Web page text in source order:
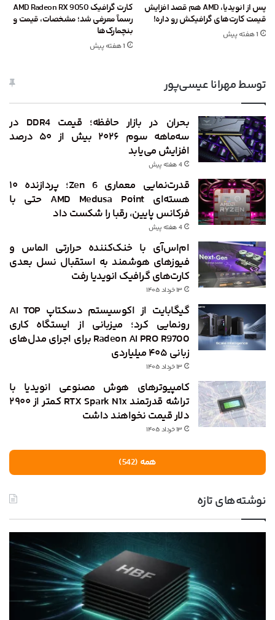
پس از انویدیا، AMD هم قصد افزایش
قیمت کارت‌های گرافیکش رو داره!
1 هفته پیش
کارت گرافیک AMD Radeon RX 9050
رسماً معرفی شد؛ مشخصات، قیمت و
بنچمارک‌ها
1 هفته پیش
توسط مهرانا عیسی‌پور
بحران در بازار حافظه؛ قیمت DDR4 در
سه‌ماهه سوم ۲۰۲۶ بیش از ۵۰ درصد
افزایش می‌یابد
4 هفته پیش
قدرت‌نمایی معماری Zen 6؛ پردازنده ۱۰
هسته‌ای AMD Medusa Point حتی با
فرکانس پایین، رقبا را شکست داد
4 هفته پیش
ام‌اس‌آی با خنک‌کننده حرارتی الماس و
فیوزهای هوشمند به استقبال نسل بعدی
کارت‌های گرافیک انویدیا رفت
۱۳ خرداد ۱۴۰۵
گیگابایت از اکوسیستم دسکتاپ AI TOP
رونمایی کرد؛ میزبانی از ایستگاه کاری
Radeon AI PRO R9700 برای اجرای مدل‌های
زبانی ۴۰۵ میلیاردی
۱۳ خرداد ۱۴۰۵
کامپیوترهای هوش مصنوعی انویدیا با
تراشه قدرتمند RTX Spark N1x کمتر از ۲۹۰۰
دلار قیمت نخواهند داشت
۱۳ خرداد ۱۴۰۵
همه (542)
نوشته‌های تازه